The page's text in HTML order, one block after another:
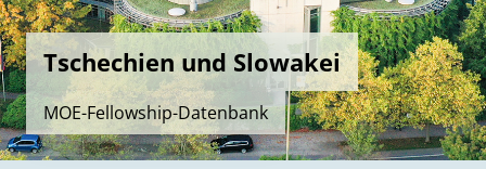
Tschechien und Slowakei
MOE-Fellowship-Datenbank